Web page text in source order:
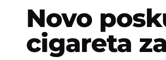
Novo
cigareta